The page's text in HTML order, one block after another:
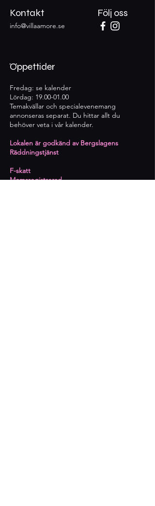
Kontakt
info@villaamore.se
Följ oss
Öppettider
Fredag: se kalender
Lördag: 19.00-01.00
Temakvällar och specialevenemang
annonseras separat. Du hittar allt du
behöver veta i vår kalender.
Lokalen är godkänd av Bergslagens
Räddningstjänst
​F-skatt
Momsregistrerad